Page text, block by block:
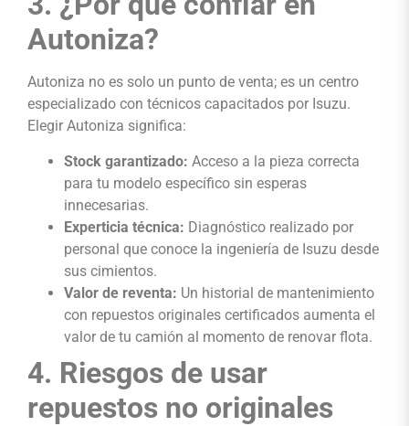
Autoniza?
Autoniza no es solo un punto de venta; es un centro
especializado con técnicos capacitados por Isuzu.
Elegir Autoniza significa:
Stock garantizado: Acceso a la pieza correcta
para tu modelo específico sin esperas
innecesarias.
Experticia técnica: Diagnóstico realizado por
personal que conoce la ingeniería de Isuzu desde
sus cimientos.
Valor de reventa: Un historial de mantenimiento
con repuestos originales certificados aumenta el
valor de tu camión al momento de renovar flota.
4. Riesgos de usar
repuestos no originales